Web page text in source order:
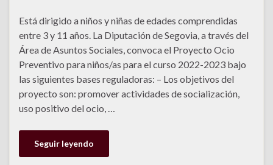
Está dirigido a niños y niñas de edades comprendidas
entre 3 y 11 años. La Diputación de Segovia, a través del
Área de Asuntos Sociales, convoca el Proyecto Ocio
Preventivo para niños/as para el curso 2022-2023 bajo
las siguientes bases reguladoras: – Los objetivos del
proyecto son: promover actividades de socialización,
uso positivo del ocio, …
Seguir leyendo